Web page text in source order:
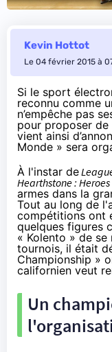
Kevin Hottot
Le 04 février 2015 à
Si le sport
reconnu comme
n’empêche pas
pour proposer
vient ainsi
Monde » sera
À l'instar de
Hearthstone :
armes dans la
Tout au long de
compétitions ont
quelques figures
« Kolento » de
tournois, il était
Championship »
californien veut
Un